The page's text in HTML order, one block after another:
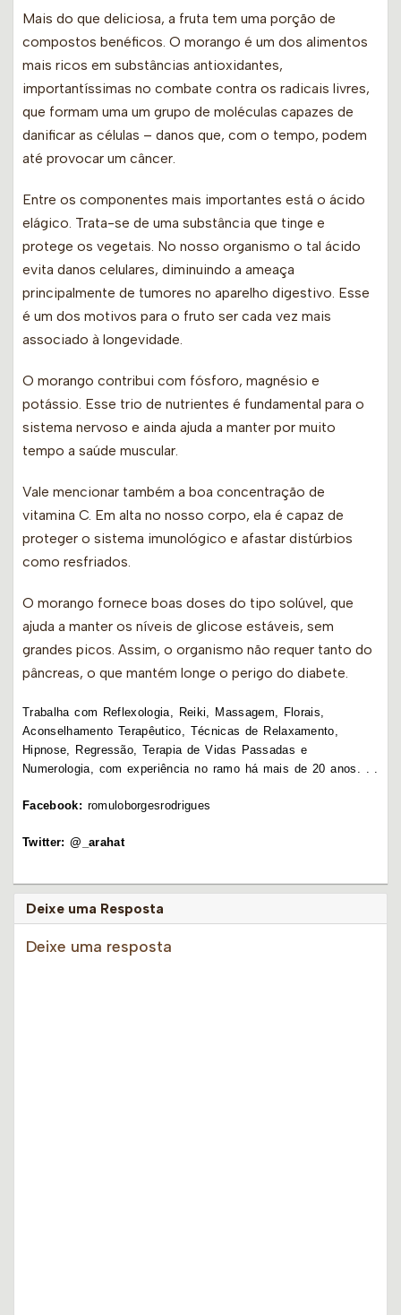
Mais do que deliciosa, a fruta tem uma porção de
compostos benéficos. O morango é um dos alimentos
mais ricos em substâncias antioxidantes,
importantíssimas no combate contra os radicais livres,
que formam uma um grupo de moléculas capazes de
danificar as células – danos que, com o tempo, podem
até provocar um câncer.
Entre os componentes mais importantes está o ácido
elágico. Trata-se de uma substância que tinge e
protege os vegetais. No nosso organismo o tal ácido
evita danos celulares, diminuindo a ameaça
principalmente de tumores no aparelho digestivo. Esse
é um dos motivos para o fruto ser cada vez mais
associado à longevidade.
O morango contribui com fósforo, magnésio e
potássio. Esse trio de nutrientes é fundamental para o
sistema nervoso e ainda ajuda a manter por muito
tempo a saúde muscular.
Vale mencionar também a boa concentração de
vitamina C. Em alta no nosso corpo, ela é capaz de
proteger o sistema imunológico e afastar distúrbios
como resfriados.
O morango fornece boas doses do tipo solúvel, que
ajuda a manter os níveis de glicose estáveis, sem
grandes picos. Assim, o organismo não requer tanto do
pâncreas, o que mantém longe o perigo do diabete.
Trabalha com Reflexologia, Reiki, Massagem, Florais,
Aconselhamento Terapêutico, Técnicas de Relaxamento,
Hipnose, Regressão, Terapia de Vidas Passadas e
Numerologia, com experiência no ramo há mais de 20 anos. . .
Facebook: romuloborgesrodrigues
Twitter: @_arahat
Deixe uma Resposta
Deixe uma resposta